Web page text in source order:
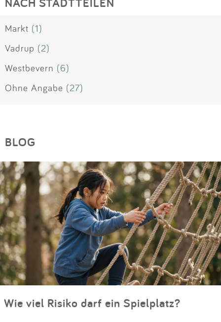
Markt (1)
Vadrup (2)
Westbevern (6)
Ohne Angabe (27)
BLOG
Wie viel Risiko darf ein Spielplatz?